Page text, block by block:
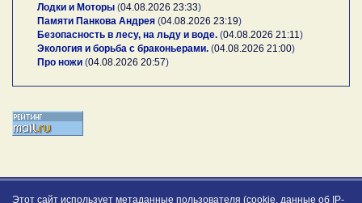
Лодки и Моторы (04.08.2026 23:33)
Памяти Панкова Андрея (04.08.2026 23:19)
Безопасность в лесу, на льду и воде. (04.08.2026 21:11 )
Экология и борьба с браконьерами. (04.08.2026 21:00)
Про ножи (04.08.2026 20:57)
Этот сайт использует метаданные пользователя (cookie, данные об IP-